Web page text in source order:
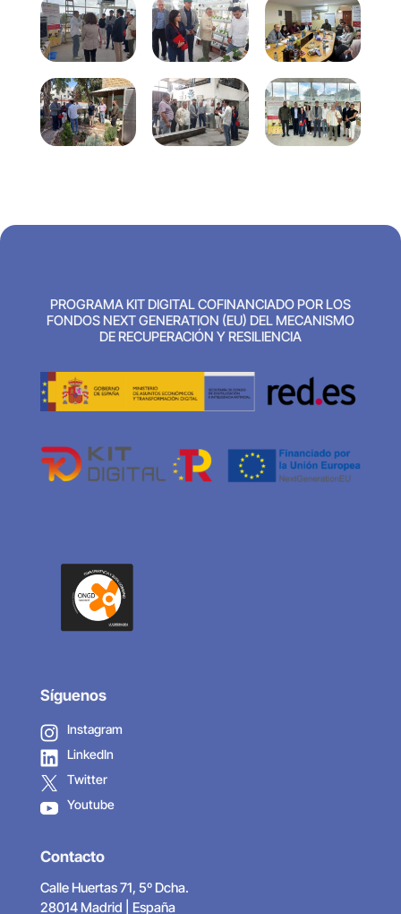
PROGRAMA KIT DIGITAL COFINANCIADO POR LOS
FONDOS NEXT GENERATION (EU) DEL MECANISMO
DE RECUPERACIÓN Y RESILIENCIA
Síguenos
Instagram
LinkedIn
Twitter
Youtube
Contacto
Calle Huertas 71, 5º Dcha.
28014 Madrid | España